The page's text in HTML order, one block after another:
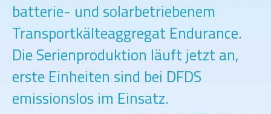
batterie- und solarbetriebenem
Transportkälteaggregat Endurance.
Die Serienproduktion läuft jetzt an,
erste Einheiten sind bei DFDS
emissionslos im Einsatz.